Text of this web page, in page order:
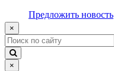
Предложить новость
×
×